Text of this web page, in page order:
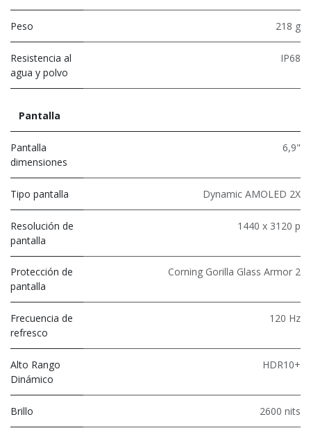
Peso 218 g
Resistencia al
agua y polvo
IP68
Pantalla
Pantalla
dimensiones
6,9"
Tipo pantalla Dynamic AMOLED 2X
Resolución de
pantalla
1440 x 3120 p
Protección de
pantalla
Corning Gorilla Glass Armor 2
Frecuencia de
refresco
120 Hz
Alto Rango
Dinámico
HDR10+
Brillo 2600 nits